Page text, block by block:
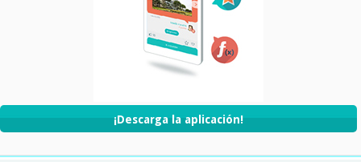
¡Descarga la aplicación!